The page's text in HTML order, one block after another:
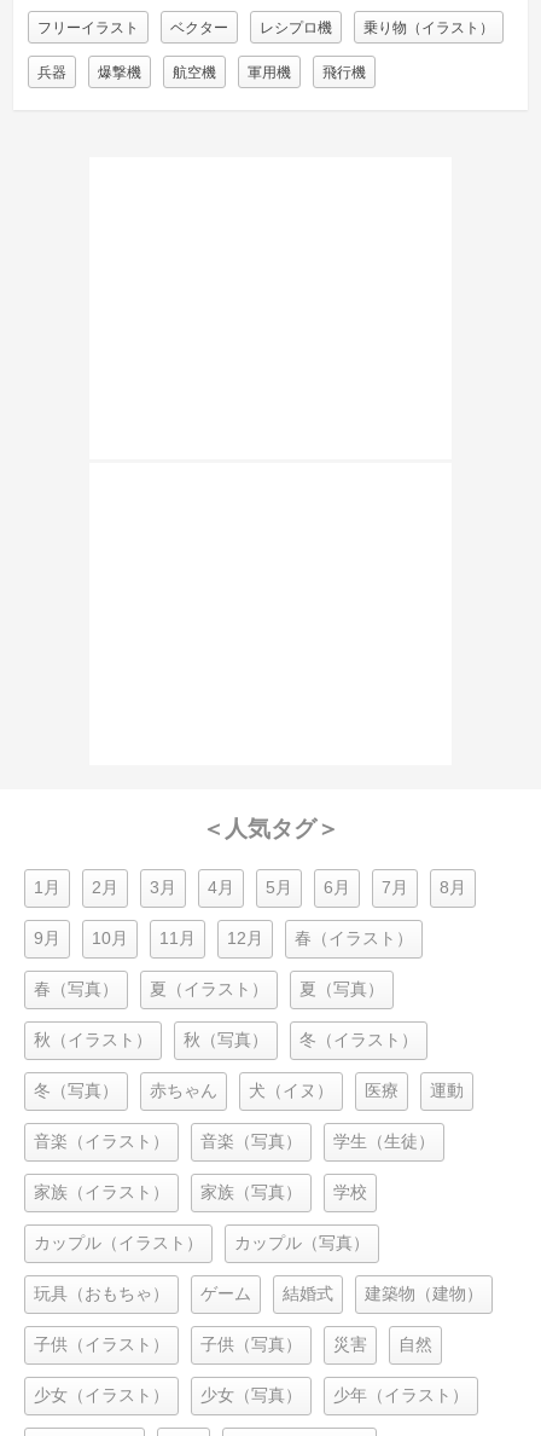
フリーイラスト ベクター レシプロ機 乗り物（イラスト）
兵器 爆撃機 航空機 軍用機 飛行機
＜人気タグ＞
1月 2月 3月 4月 5月 6月 7月 8月
9月 10月 11月 12月 春（イラスト）
春（写真） 夏（イラスト） 夏（写真）
秋（イラスト） 秋（写真） 冬（イラスト）
冬（写真） 赤ちゃん 犬（イヌ） 医療 運動
音楽（イラスト） 音楽（写真） 学生（生徒）
家族（イラスト） 家族（写真） 学校
カップル（イラスト） カップル（写真）
玩具（おもちゃ） ゲーム 結婚式 建築物（建物）
子供（イラスト） 子供（写真） 災害 自然
少女（イラスト） 少女（写真） 少年（イラスト）